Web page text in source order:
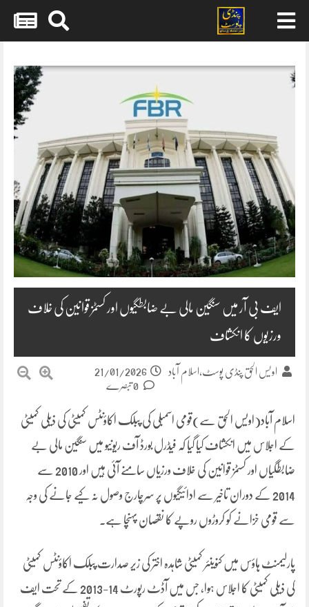
content
ایف بی آر میں سنگین مالی بے ضابطگیوں اور کسٹمز قوانین کی خلاف
ورزیوں کا انکشاف
اویس الحق پنڈی پوسٹ،اسلام آباد
21/01/2026
اسلام آباد(اویس الحق سے)قومی اسمبلی کی پبلک اکاؤنٹس کمیٹی کی ذیلی کمیٹی
کے اجلاس میں انکشاف کیا گیا کہ فیڈرل بورڈ آف ریونیو میں سنگین مالی بے
ضابطگیاں اور کسٹمز قوانین کی خلاف ورزیاں سامنے آئی ہیں اور 2010 سے
2014 کے دوران تاخیر سے ادائیگیوں پر سرچارج وصول نہ کیے جانے کی وجہ
سے قومی خزانے کو کروڑوں روپے کا نقصان پہنچا ہے۔
پارلیمنٹ ہاؤس میں کنوینئر کمیٹی شاہدہ اختر کی زیر صدارت پبلک اکاؤنٹس کمیٹی
کی ذیلی کمیٹی کا اجلاس ہوا، جس میں آڈٹ رپورٹ 14-2013 کے تحت ایف